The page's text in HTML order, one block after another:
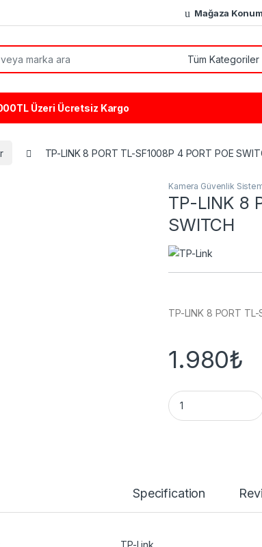
Mağaza
Üzeri Ücretsiz Kargo
TP-LINK 8 PORT TL-SF1008P 4 PORT POE
Kamera Güvenlik
TP-LINK 8
SWITCH
TP-LINK 8 PORT
1.980₺
TP-LINK 8 PORT
Specification